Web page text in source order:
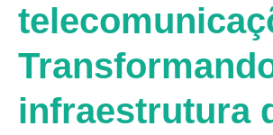
infraestrutura